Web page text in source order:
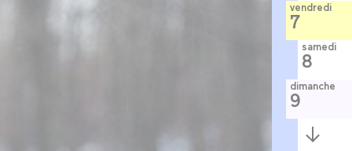
vendredi
7
samedi
8
dimanche
9
Semaine
suivante